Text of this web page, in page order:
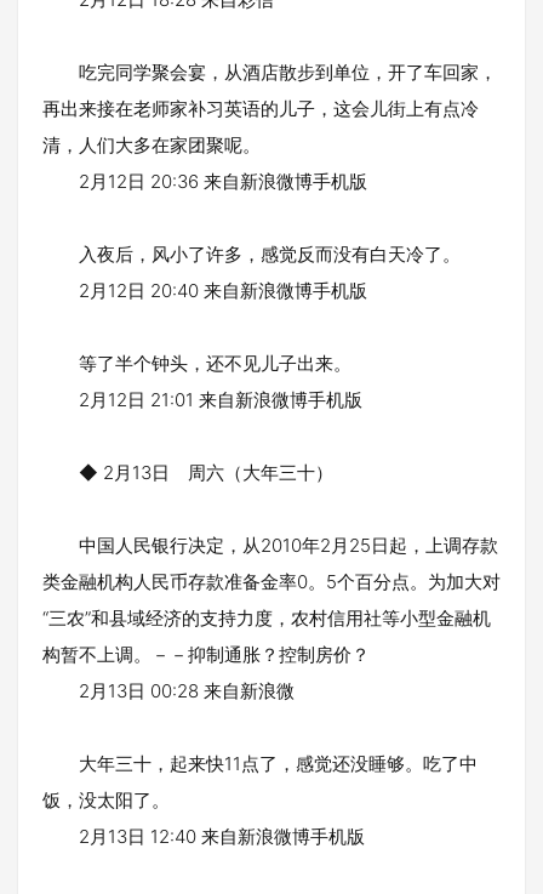
吃完同学聚会宴，从酒店散步到单位，开了车回家，
再出来接在老师家补习英语的儿子，这会儿街上有点冷
清，人们大多在家团聚呢。
2月12日 20:36 来自新浪微博手机版
入夜后，风小了许多，感觉反而没有白天冷了。
2月12日 20:40 来自新浪微博手机版
等了半个钟头，还不见儿子出来。
2月12日 21:01 来自新浪微博手机版
◆ 2月13日 周六（大年三十）
中国人民银行决定，从2010年2月25日起，上调存款
类金融机构人民币存款准备金率0。5个百分点。为加大对
“三农”和县域经济的支持力度，农村信用社等小型金融机
构暂不上调。－－抑制通胀？控制房价？
2月13日 00:28 来自新浪微
大年三十，起来快11点了，感觉还没睡够。吃了中
饭，没太阳了。
2月13日 12:40 来自新浪微博手机版